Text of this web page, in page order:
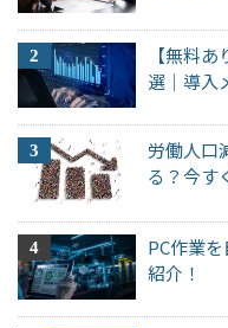
【無料
選｜導入
労働人口
る？今す
PC作業
紹介！